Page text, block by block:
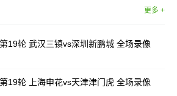
更多 +
19轮 武汉三镇vs深圳新鹏城 全场录像
19轮 上海申花vs天津津门虎 全场录像